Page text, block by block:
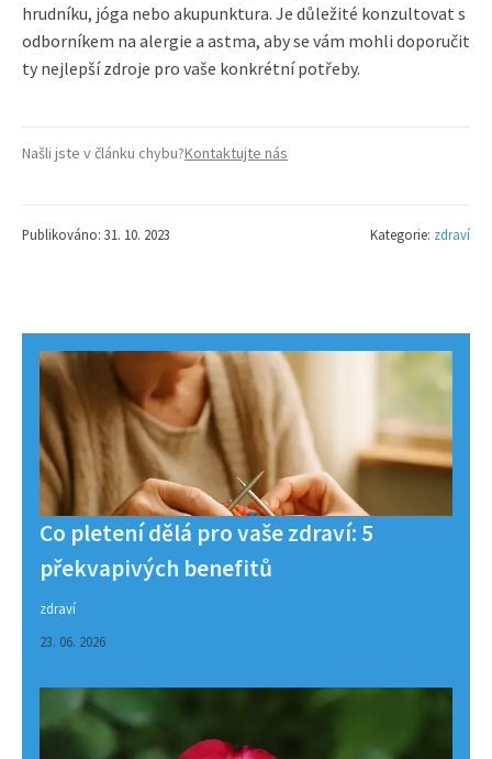
hrudníku, jóga nebo akupunktura. Je důležité konzultovat s
odborníkem na alergie a astma, aby se vám mohli doporučit
ty nejlepší zdroje pro vaše konkrétní potřeby.
Našli jste v článku chybu?Kontaktujte nás
Publikováno: 31. 10. 2023 Kategorie: zdraví
Co pletení dělá pro vaše zdraví: 5
překvapivých benefitů
zdraví
23. 06. 2026